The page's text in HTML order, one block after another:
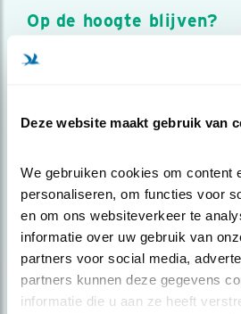
Deze website maakt gebruik van
We gebruiken cookies om content
personaliseren, om functies voor
en om ons websiteverkeer te
informatie over uw gebruik van
partners voor social media,
partners kunnen deze gegevens
informatie die u aan ze heeft
Op de hoogte blijven?
Meld je aan en ontvang nieuws,
over vogels en activiteiten van